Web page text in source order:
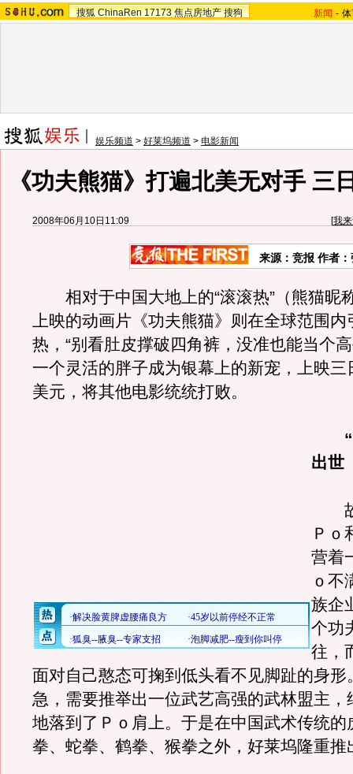
搜狐 ChinaRen 17173 焦点房地产 搜狗 新闻 -
娱乐频道 > 好莱坞频道 > 电影新闻
《功夫熊猫》打遍北美无对手 三
2008年06月10日11:09 [我
来源：竞报 作者：
相对于中国大地上的“滚滚热”（熊猫昵
上映的动画片《功夫熊猫》则在全球范围内
热，“别看肚皮撑破四角裤，没准也能当个
一个灵活的胖子成为银幕上的新宠，上映
美元，将其他电影统统打败。
“
出世
故
Ｐｏ
营着
ｏ不
族企
个功
往，
面对自己憨态可掬到低头看不见脚趾的身形
急，需要推举出一位武艺高强的武林盟主，
地落到了Ｐｏ肩上。于是在中国武术传统的
拳、蛇拳、鹤拳、猴拳之外，好莱坞隆重推